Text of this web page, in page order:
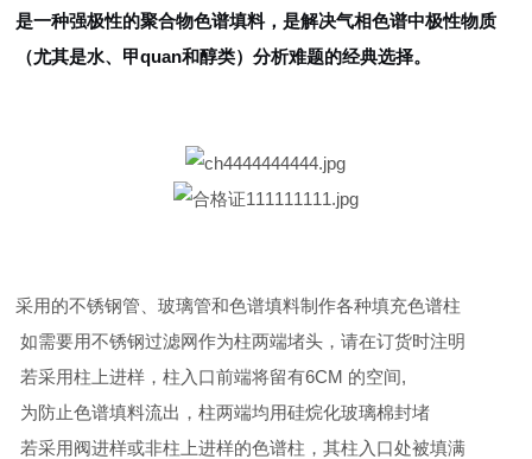
是一种强极性的聚合物色谱填料，是解决气相色谱中极性物质
（尤其是水、甲quan和醇类）分析难题的经典选择。
采用的不锈钢管、玻璃管和色谱填料制作各种填充色谱柱
如需要用不锈钢过滤网作为柱两端堵头，请在订货时注明
若采用柱上进样，柱入口前端将留有6CM 的空间,
为防止色谱填料流出，柱两端均用硅烷化玻璃棉封堵
若采用阀进样或非柱上进样的色谱柱，其柱入口处被填满